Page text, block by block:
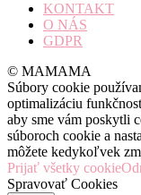
KONTAKT
O NÁS
GDPR
© MAMAMA
Súbory cookie
optimalizáciu
aby sme vám poskytli
súboroch cookie a
môžete kedykoľvek
Prijať všetky cookie
Spravovať Cookies